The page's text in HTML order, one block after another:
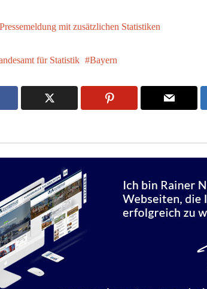
Pressemeldung mit zusätzlichen Statistiken
für Statistik Bayern